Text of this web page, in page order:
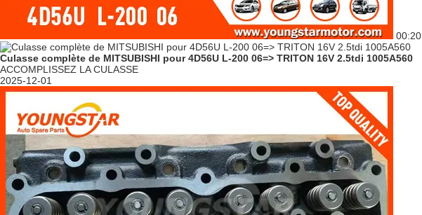
00:20
Culasse complète de MITSUBISHI pour 4D56U L-200 06=> TRITON 16V 2.5tdi 1005A560
ACCOMPLISSEZ LA CULASSE
2025-12-01